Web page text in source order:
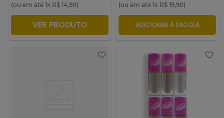
(ou em até 1x R$ 14,90)
ADICIONAR À SACOLA
VER PRODUTO
(ou em até 1x R$ 19,90)
ADICIONAR À SACOLA